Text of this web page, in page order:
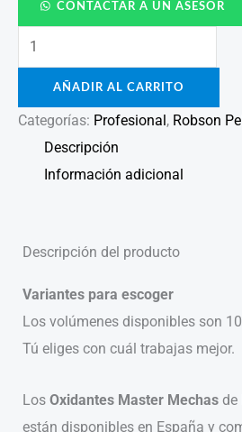
CONTACTAR A UN ASESOR
AÑADIR AL CARRITO
Categorías: Profesional, Robson
Descripción
Información adicional
Descripción del producto
Variantes para escoger
Los volúmenes disponibles son
Tú eliges con cuál trabajas mejor.
Los Oxidantes Master Mechas de
están disponibles en España y